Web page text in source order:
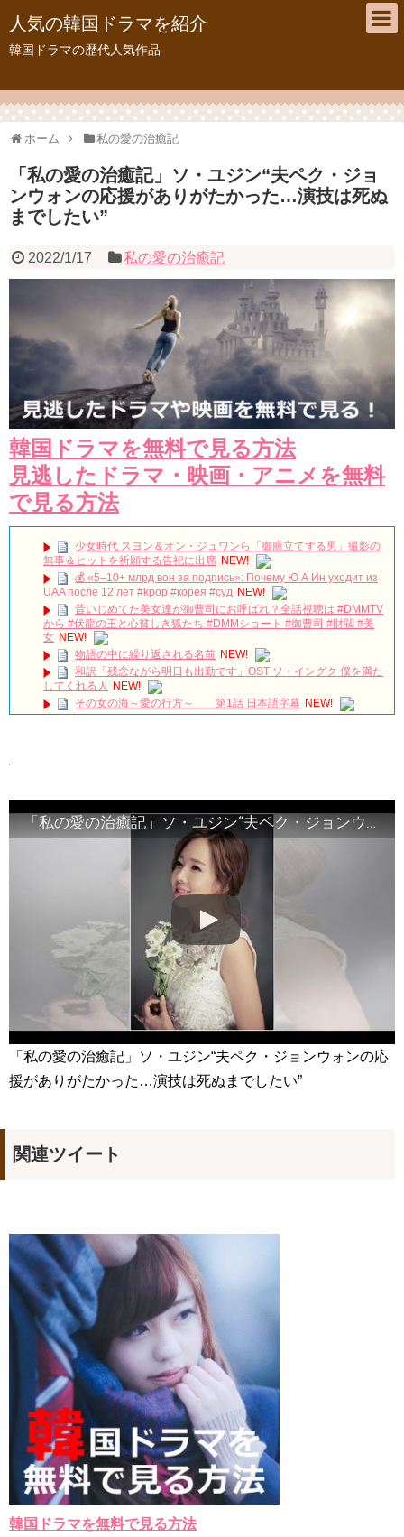
人気の韓国ドラマを紹介
韓国ドラマの歴代人気作品
ホーム 私の愛の治癒記
「私の愛の治癒記」ソ・ユジン“夫ペク・ジョ
ンウォンの応援がありがたかった…演技は死ぬ
までしたい”
2022/1/17 私の愛の治癒記
韓国ドラマを無料で見る方法
見逃したドラマ・映画・アニメを無料
で見る方法
少女時代 スヨン＆オン・ジュワンら「御膳立てする男」撮影の
無事＆ヒットを祈願する告祀に出席 NEW!
💰 «5–10+ млрд вон за подпись»: Почему Ю А Ин уходит из
UAA после 12 лет #kpop #корея #суд NEW!
昔いじめてた美女達が御曹司にお呼ばれ？全話視聴は #DMMTV
から #伏龍の王と心貧しき狐たち #DMMショート #御曹司 #財閥 #美
女 NEW!
物語の中に繰り返される名前 NEW!
和訳「残念ながら明日も出勤です」OST ソ・イングク 僕を満た
してくれる人
NEW!
その女の海～愛の行方～ 第1話 日本語字幕 NEW!
GAN（岩田剛典）、イ・チェミン、キム・ジェファン、
『KCON JAPAN 2026』のレッドカーペットに登場 NEW!
진짜로 김희선(김해숙)이 담장 대표를 죽였다!!!!??? 나인룸 5화
「SKYキャッスル」のSKYの意味、知ってますか！？#韓国ドラ
「違う（ちがう）・異なる」を韓国語では？「다르다（タル
ダ）」の意味・使い方について
について
「退屈だ・暇だ」を韓国語では？「심심하다（シムシマダ）」
の意味・使い方について
■韓国ドラマ『キング～Two Hearts』予告動画（日本語字幕）
yoon kyun sang
HSF(126)-윤균상 서울숲 벤치 (YUN Kyunsang)(4)September::
yoon kyun sang
ユン・ギュンサン主演「潜入弁護人」第1回特別公開！
ハン・ヘジン 한혜진 – (선공개) 강남 3대 얼짱 출신 &#39;한혜진
ハン・ヘジン 한혜진 – Still We (여전히 우리는)
キム・テヒの弟イ・ワン♥イ・ボミ、今日（28日）結婚……
「ライフ・ オン・ マーズ」2019年11月2日TSUTAYAにて先行
レンタル開始！
(ENG SUB) Behind The Scene Hyun Bin 현빈❤️ 손예진 Son Ye
Jin-Crash Landing On You/ヒョンビン❤️ソンイェジン / エンジョイ❕
ユン・ギュンサン、番組にも登場した愛猫が急死…イ・ソンギ
ョンら同僚芸能人から慰めの言葉が続々 – Taka News
キム・レウォンの影絵遊び！？「黒騎士～永遠の約束～」メイ
キングを一部公開（DVD-SET2特典映像より）
「まず熱く掃除せよ」女優キム・ユジョン、「健康がとても回
復…痩せたのはソン・ジェリムのせい!? 」 (11/26)
【裏芸能】キムユジョンの熱愛彼氏はあの大物俳優
キム・ユジョン、美しいセルフショットで近況を伝える“会いた
いでしょ？” Big News TV
キム・ユジョン、新ドラマ「まず熱く掃除せよ」に出演確
定…“台本を見た瞬間惹かれた” 20180123
幻の王女チャミョンゴ エンディング
「私の愛の治癒記」ソ・ユジン“夫ペク・ジョンウォンの応援がありがたかった…演技は死ぬまでしたい”
「私の愛の治癒記」ソ・ユジン“夫ペク・ジョンウォンの応
援がありがたかった…演技は死ぬまでしたい”
関連ツイート
韓国ドラマを無料で見る方法